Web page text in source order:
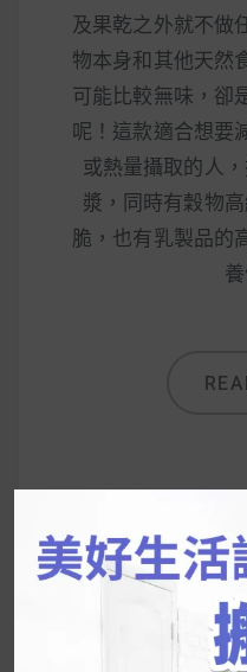
及果乾之外就不做
物本身和其他天然
可能比較無味，卻
呢！這款適合想要
或熱量攝取的人
漿，同時有穀物
脆，也有乳製品的